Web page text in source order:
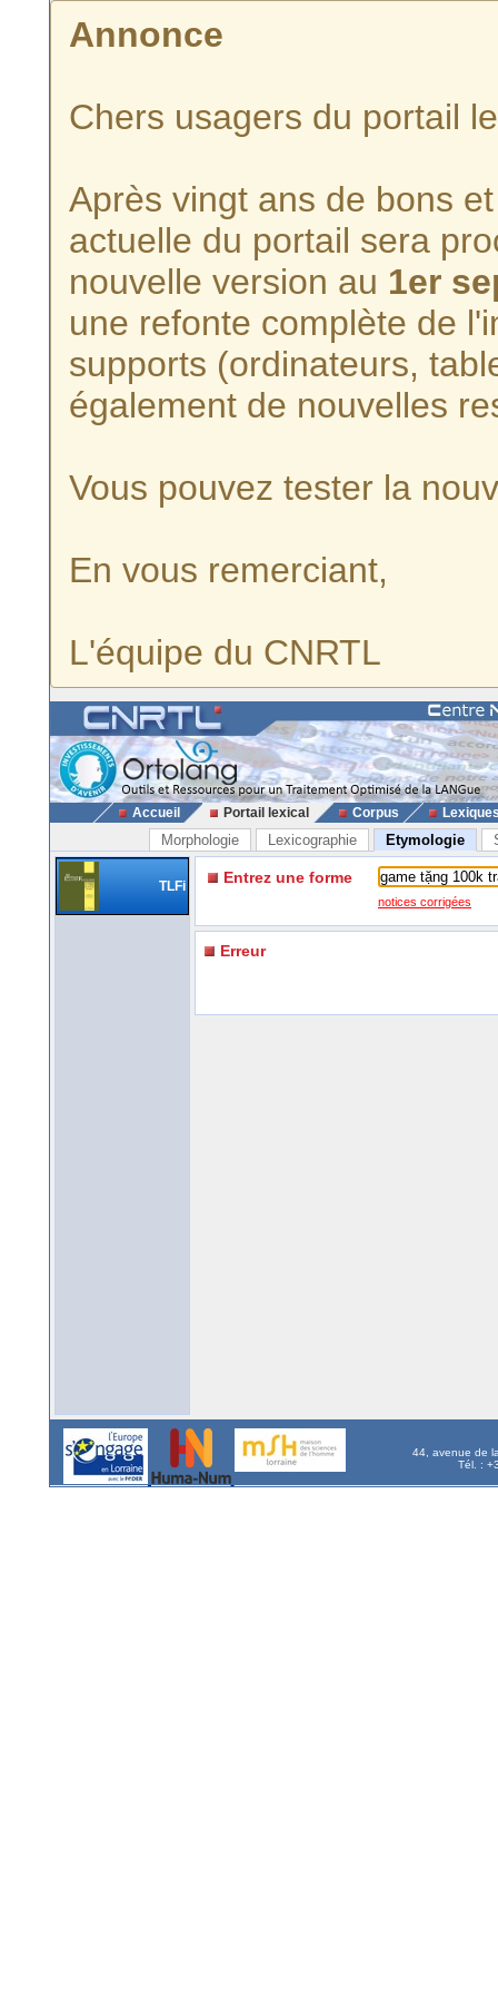
Annonce
Chers usagers du portail
Après vingt ans de bons
actuelle du portail sera
nouvelle version au 1er
une refonte complète de
supports (ordinateurs,
également de nouvelles
Vous pouvez tester la
En vous remerciant,
L'équipe du CNRTL
Accueil Portail lexical Corpus
Morphologie Lexicographie Etymologie
TLFi Entrez une forme
notices corrigées
Erreur
44, avenue de
Tél. :